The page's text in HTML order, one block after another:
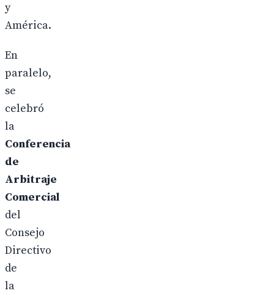
y
América.
En
paralelo,
se
celebró
la
Conferencia
de
Arbitraje
Comercial
del
Consejo
Directivo
de
la